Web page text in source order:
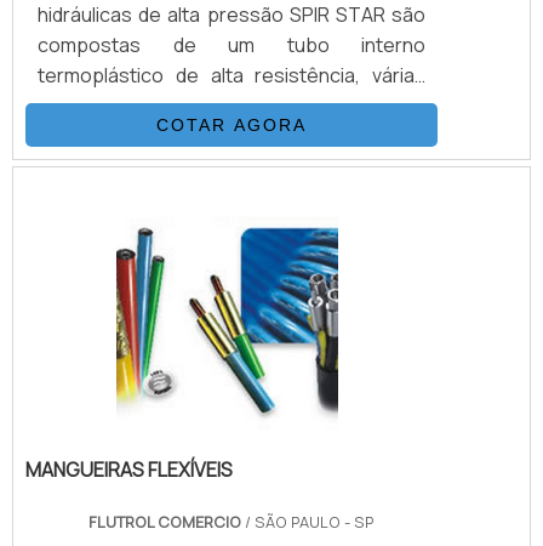
hidráulicas de alta pressão SPIR STAR são
compostas de um tubo interno
termoplástico de alta resistência, várias
camadas de fio de aço trançados e/ou
espiralados e externamente revestidas
com uma capa de poliamida (nylon) ou
DESTACADOSEsta combinação, adicionada
a um processo único de trançagem
reforçada, resulta em uma mangueira
flexível, que possui as seguintes
propriedades: Desenvolv.
COTAR AGORA
MANGUEIRAS FLEXÍVEIS
FLUTROL COMERCIO / SÃO PAULO - SP